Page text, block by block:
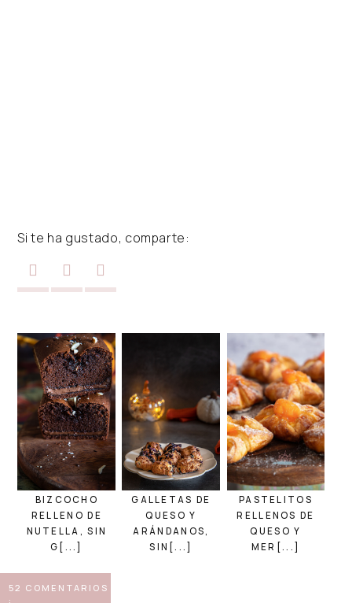
Si te ha gustado, comparte:
BIZCOCHO
RELLENO DE
NUTELLA, SIN
G[...]
GALLETAS DE
QUESO Y
ARÁNDANOS,
SIN[...]
PASTELITOS
RELLENOS DE
QUESO Y
MER[...]
52 COMENTARIOS
: